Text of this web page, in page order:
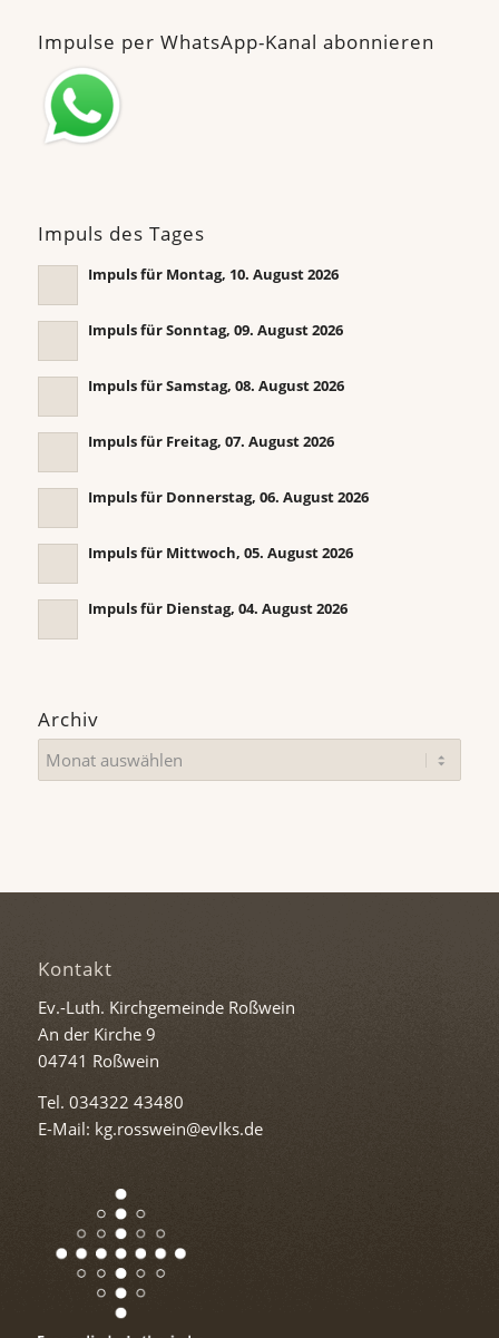
Impulse per WhatsApp-Kanal abonnieren
Impuls des Tages
Impuls für Montag, 10. August 2026
Impuls für Sonntag, 09. August 2026
Impuls für Samstag, 08. August 2026
Impuls für Freitag, 07. August 2026
Impuls für Donnerstag, 06. August 2026
Impuls für Mittwoch, 05. August 2026
Impuls für Dienstag, 04. August 2026
Archiv
Kontakt
Ev.-Luth. Kirchgemeinde Roßwein
An der Kirche 9
04741 Roßwein
Tel. 034322 43480
E-Mail: kg.rosswein@evlks.de